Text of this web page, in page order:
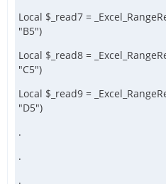
Local $_read7 =
"B5")
Local $_read8 =
"C5")
Local $_read9 =
"D5")
.
.
.